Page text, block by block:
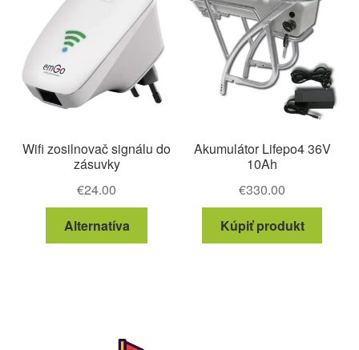
Wifi zosilnovač signálu do
zásuvky
€24.00
Alternatíva
Akumulátor Lifepo4 36V
10Ah
€330.00
Kúpiť produkt